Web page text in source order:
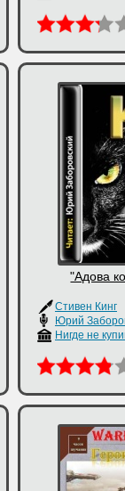
"Адова
Стивен Кинг
Юрий
Нигде не